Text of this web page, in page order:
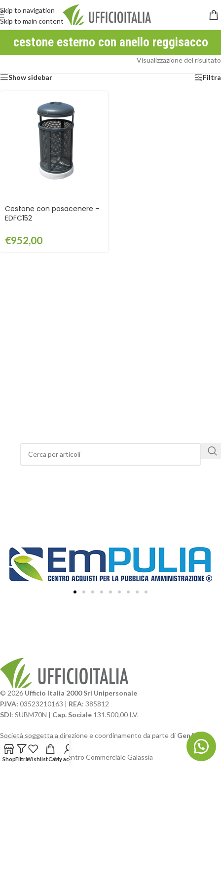
Skip to navigation
Skip to main content
cestone esterno con anello reggisacco
Visualizzazione del risultato
Show sidebar Filtra
Cestone con posacenere –
EDFC152
€952,00
© 2026 Ufficio Italia 2000 Srl Unipersonale
P.IVA: 03523210163 | REA: 385812
SDI: SUBM70N | Cap. Sociale 131.500,00 I.V.
Società soggetta a direzione e coordinamento da parte di GenALFA
Holding srl
Via A. Ponti n. 4 – Centro Commerciale Galassia
ShopFiltraWishlistCartMy account